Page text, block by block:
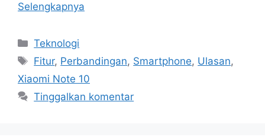
Selengkapnya
Kategori
Teknologi
Tag
Fitur, Perbandingan, Smartphone, Ulasan,
Xiaomi Note 10
Tinggalkan komentar